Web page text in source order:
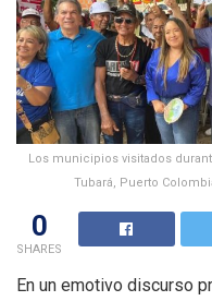
Los municipios visitados
Tubará, Puerto
0
SHARES
En un emotivo discurso